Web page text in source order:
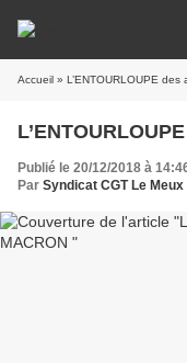
Accueil » L’ENTOURLOUPE
Publié le 20/12/2018 à
Par Syndicat CGT Le Meux